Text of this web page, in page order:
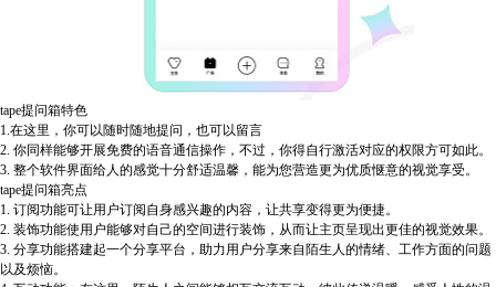
tape提问箱特色
1.在这里，你可以随时随地提问，也可以留言
2. 你同样能够开展免费的语音通信操作，不过，你得自行激活对应的权限方可如此。
3. 整个软件界面给人的感觉十分舒适温馨，能为您营造更为优质惬意的视觉享受。
tape提问箱亮点
1. 订阅功能可让用户订阅自身感兴趣的内容，让共享变得更为便捷。
2. 装饰功能使用户能够对自己的空间进行装饰，从而让主页呈现出更佳的视觉效果。
3. 分享功能搭建起一个分享平台，助力用户分享来自陌生人的情绪、工作方面的问题
以及烦恼。